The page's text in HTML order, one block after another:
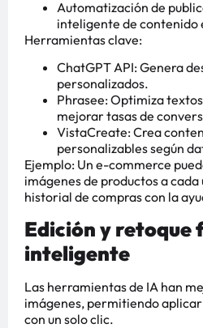
Automatización de
inteligente de contenido
Herramientas clave:
ChatGPT API: Genera
personalizados.
Phrasee: Optimiza
mejorar tasas de
VistaCreate: Crea
personalizables según
Ejemplo: Un e-commerce
imágenes de productos a cada
historial de compras con la
Edición y
inteligente
Las herramientas de IA han
imágenes, permitiendo
con un solo clic.